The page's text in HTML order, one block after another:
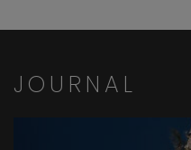
JOURNAL